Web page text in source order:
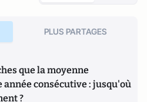
PLUS PARTAGES
que la moyenne
année consécutive : jusqu'où
?